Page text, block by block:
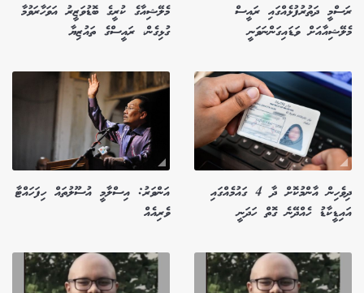
ރަސްމީ ދަތުރުފުޅެއްގައި ރައީސް
މެލޭޝިއާއަށް ވަޑައިގަންނަވަނީ
މެލޭޝިއާގެ ކުރީގެ ބޮޑުވަޒީރު އަވަހާރަވުމާ
ގުޅިގެން، ރައީސްގެ ތައުޒިޔާ
ދިވެހިން އާންމުކޮށް ދާ 4 ގައުމެއްގައި
އައިޑީކާޑު ހެއްދޭނެ ގޮތް ހަދަނީ
އަންވަރު: އިސްލާމީ އުސޫލުތައް ހިފަހައްޓާ
ވެރިއެއް